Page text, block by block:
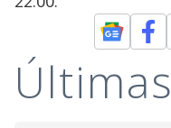
Últimas